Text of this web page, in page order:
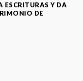
ESCRITURAS Y DA
DE